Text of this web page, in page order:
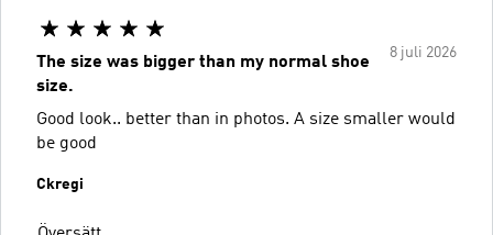
8 juli 2026
The size was bigger than my normal shoe
size.
Good look.. better than in photos. A size smaller would
be good
Ckregi